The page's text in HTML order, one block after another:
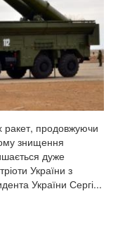
ракет, продовжуючи
знищення
дуже
України з
України Сергі...